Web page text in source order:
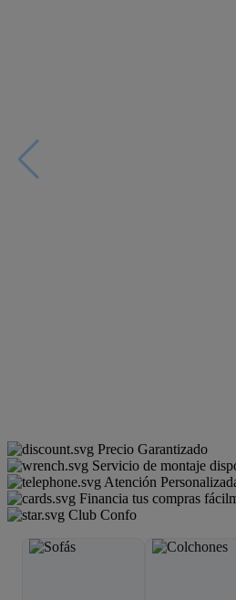
Precio Garantizado
Servicio de montaje
Atención
Financia tus compras
Club Confo